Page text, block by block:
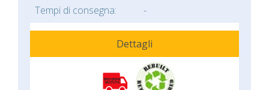
Tempi di consegna:
-
Dettagli